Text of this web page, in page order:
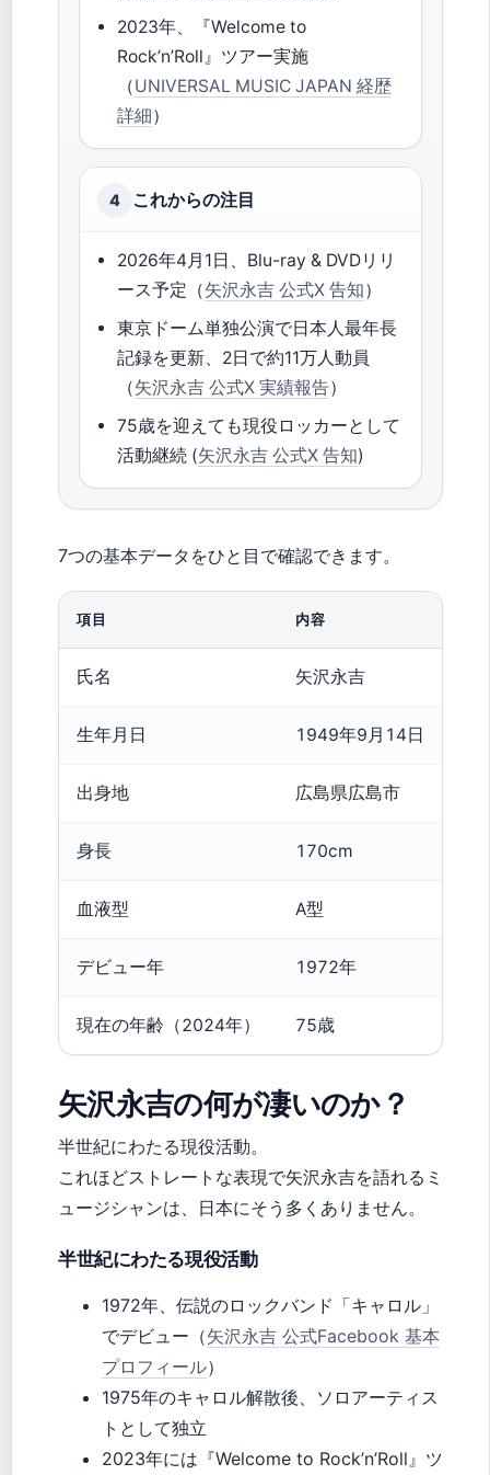
2023年、『Welcome to
Rock’n’Roll』ツアー実施
（UNIVERSAL MUSIC JAPAN 経歴
詳細）
4 これからの注目
2026年4月1日、Blu-ray & DVDリリ
ース予定（矢沢永吉 公式X 告知）
東京ドーム単独公演で日本人最年長
記録を更新、2日で約11万人動員
（矢沢永吉 公式X 実績報告）
75歳を迎えても現役ロッカーとして
活動継続 (矢沢永吉 公式X 告知)
7つの基本データをひと目で確認できます。
項目 内容
氏名 矢沢永吉
生年月日 1949年9月14日
出身地 広島県広島市
身長 170cm
血液型 A型
デビュー年 1972年
現在の年齢（2024年） 75歳
矢沢永吉の何が凄いのか？
半世紀にわたる現役活動。
これほどストレートな表現で矢沢永吉を語れるミ
ュージシャンは、日本にそう多くありません。
半世紀にわたる現役活動
1972年、伝説のロックバンド「キャロル」
でデビュー（矢沢永吉 公式Facebook 基本
プロフィール）
1975年のキャロル解散後、ソロアーティス
トとして独立
2023年には『Welcome to Rock’n’Roll』ツ